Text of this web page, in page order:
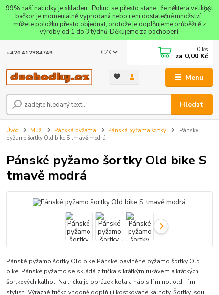
99% naší nabídky je skladem. Pokud se přesto stane , že některá velikost
bačkor je momentálně vyprodaná nebo není dostatečné množství ,
můžete položku přesto objednat, protože je doplňujeme průběžně z
výroby od 1 do 3 týdnů. Děkujeme za pochopení.
Menu
CZK
Hledat
+420 412384749 0 ks
za 0,00 Kč
Úvod Muži Pánská pyžama Pánská pyžama šortky
Pánské
pyžamo šortky Old bike S tmavě modrá
Pánské pyžamo šortky Old bike S
tmavě modrá
Pánské pyžamo šortky Old bike.Pánské bavlněné pyžamo šortky Old
bike. Pánské pyžamo se skládá z trička s krátkým rukávem a krátkých
šortkových kalhot. Na tričku je obrázek kola a nápis I´m not old, I´m
stylish. Výrazné tričko vhodně doplňují kostkované kalhoty. Šortky jsou